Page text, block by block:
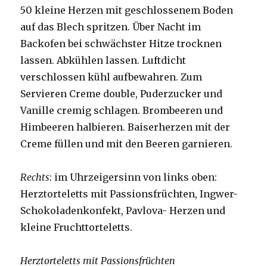
50 kleine Herzen mit geschlossenem Boden
auf das Blech spritzen. Über Nacht im
Backofen bei schwächster Hitze trocknen
lassen. Abkühlen lassen. Luftdicht
verschlossen kühl aufbewahren. Zum
Servieren Creme double, Puderzucker und
Vanille cremig schlagen. Brombeeren und
Himbeeren halbieren. Baiserherzen mit der
Creme füllen und mit den Beeren garnieren.
Rechts: im Uhrzeigersinn von links oben:
Herztorteletts mit Passionsfrüchten, Ingwer-
Schokoladenkonfekt, Pavlova- Herzen und
kleine Fruchttorteletts.
Herztorteletts mit Passionsfrüchten